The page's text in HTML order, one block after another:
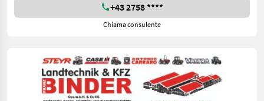
+43 2758 ****
Chiama consulente